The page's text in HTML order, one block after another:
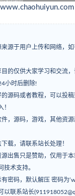
源于用户上传和网络，
的仅供大家学习和交流
小时后删除!
源码或者教程，可以投
！
，源码，游戏，其他资
载，请联系站长处理！
出售只是赞助，仅用于
技术支持。
密码，默认解压 密码为
以联系站长